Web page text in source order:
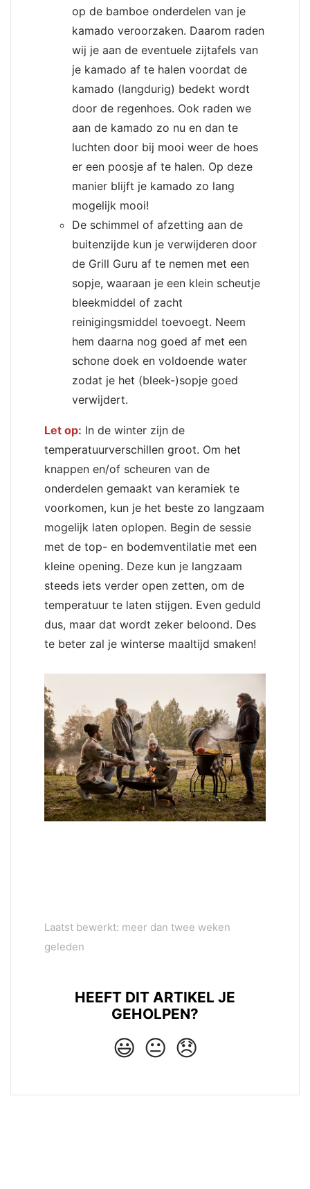
op de bamboe onderdelen van je
kamado veroorzaken. Daarom raden
wij je aan de eventuele zijtafels van
je kamado af te halen voordat de
kamado (langdurig) bedekt wordt
door de regenhoes. Ook raden we
aan de kamado zo nu en dan te
luchten door bij mooi weer de hoes
er een poosje af te halen. Op deze
manier blijft je kamado zo lang
mogelijk mooi!
De schimmel of afzetting aan de
buitenzijde kun je verwijderen door
de Grill Guru af te nemen met een
sopje, waaraan je een klein scheutje
bleekmiddel of zacht
reinigingsmiddel toevoegt. Neem
hem daarna nog goed af met een
schone doek en voldoende water
zodat je het (bleek-)sopje goed
verwijdert.
Let op: In de winter zijn de
temperatuurverschillen groot. Om het
knappen en/of scheuren van de
onderdelen gemaakt van keramiek te
voorkomen, kun je het beste zo langzaam
mogelijk laten oplopen. Begin de sessie
met de top- en bodemventilatie met een
kleine opening. Deze kun je langzaam
steeds iets verder open zetten, om de
temperatuur te laten stijgen. Even geduld
dus, maar dat wordt zeker beloond. Des
te beter zal je winterse maaltijd smaken!
Laatst bewerkt: meer dan twee weken
geleden
HEEFT DIT ARTIKEL JE
GEHOLPEN?
😃 😐 😞